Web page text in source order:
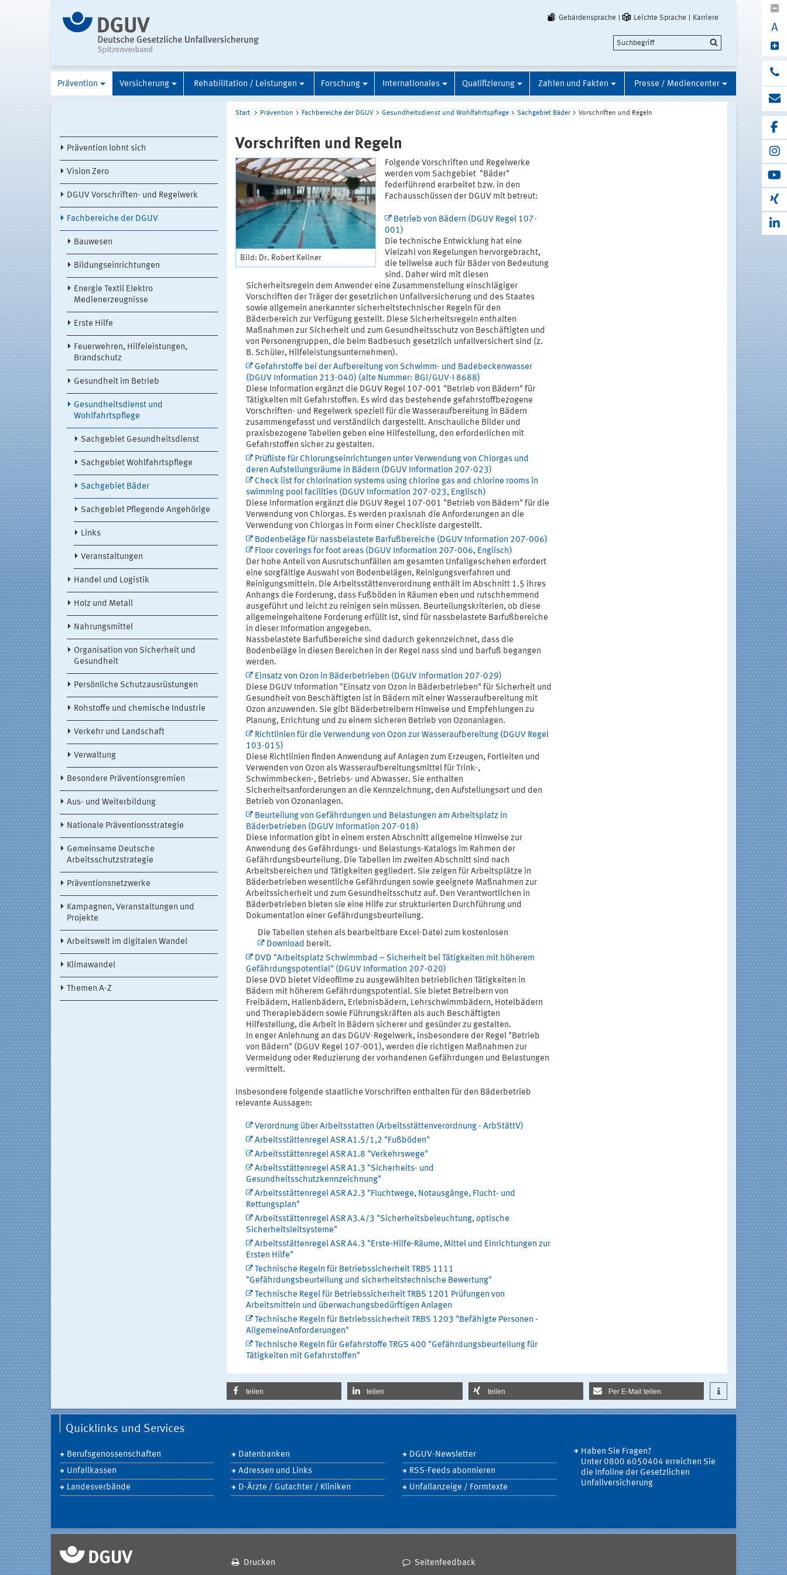
Gebärdensprache Leichte Sprache Karriere
A
Prävention Versicherung Rehabilitation / Leistungen Forschung Internationales Qualifizierung Zahlen und Fakten Presse / Mediencenter
Prävention lohnt sich
Vision Zero
DGUV Vorschriften- und Regelwerk
Fachbereiche der DGUV
Bauwesen
Bildungseinrichtungen
Energie Textil Elektro
Medienerzeugnisse
Erste Hilfe
Feuerwehren, Hilfeleistungen,
Brandschutz
Gesundheit im Betrieb
Gesundheitsdienst und
Wohlfahrtspflege
Sachgebiet Gesundheitsdienst
Sachgebiet Wohlfahrtspflege
Sachgebiet Bäder
Sachgebiet Pflegende Angehörige
Links
Veranstaltungen
Handel und Logistik
Holz und Metall
Nahrungsmittel
Organisation von Sicherheit und
Gesundheit
Persönliche Schutzausrüstungen
Rohstoffe und chemische Industrie
Verkehr und Landschaft
Verwaltung
Besondere Präventionsgremien
Aus- und Weiterbildung
Nationale Präventionsstrategie
Gemeinsame Deutsche
Arbeitsschutzstrategie
Präventionsnetzwerke
Kampagnen, Veranstaltungen und
Projekte
Arbeitswelt im digitalen Wandel
Klimawandel
Themen A-Z
Start Prävention Fachbereiche der DGUV Gesundheitsdienst und Wohlfahrtspflege Sachgebiet Bäder Vorschriften und Regeln
Vorschriften und Regeln
Bild: Dr. Robert Kellner
Folgende Vorschriften und Regelwerke
werden vom Sachgebiet "Bäder"
federführend erarbeitet bzw. in den
Fachausschüssen der DGUV mit betreut:
Betrieb von Bädern (DGUV Regel 107-
001)
Die technische Entwicklung hat eine
Vielzahl von Regelungen hervorgebracht,
die teilweise auch für Bäder von Bedeutung
sind. Daher wird mit diesen
Sicherheitsregeln dem Anwender eine Zusammenstellung einschlägiger
Vorschriften der Träger der gesetzlichen Unfallversicherung und des Staates
sowie allgemein anerkannter sicherheitstechnischer Regeln für den
Bäderbereich zur Verfügung gestellt. Diese Sicherheitsregeln enthalten
Maßnahmen zur Sicherheit und zum Gesundheitsschutz von Beschäftigten und
von Personengruppen, die beim Badbesuch gesetzlich unfallversichert sind (z.
B. Schüler, Hilfeleistungsunternehmen).
Gefahrstoffe bei der Aufbereitung von Schwimm- und Badebeckenwasser
(DGUV Information 213-040) (alte Nummer: BGI/GUV-I 8688)
Diese Information ergänzt die DGUV Regel 107-001 "Betrieb von Bädern" für
Tätigkeiten mit Gefahrstoffen. Es wird das bestehende gefahrstoffbezogene
Vorschriften- und Regelwerk speziell für die Wasseraufbereitung in Bädern
zusammengefasst und verständlich dargestellt. Anschauliche Bilder und
praxisbezogene Tabellen geben eine Hilfestellung, den erforderlichen mit
Gefahrstoffen sicher zu gestalten.
Prüfliste für Chlorungseinrichtungen unter Verwendung von Chlorgas und
deren Aufstellungsräume in Bädern (DGUV Information 207-023)
Check list for chlorination systems using chlorine gas and chlorine rooms in
swimming pool facilities (DGUV Information 207-023, Englisch)
Diese Information ergänzt die DGUV Regel 107-001 "Betrieb von Bädern" für die
Verwendung von Chlorgas. Es werden praxisnah die Anforderungen an die
Verwendung von Chlorgas in Form einer Checkliste dargestellt.
Bodenbeläge für nassbelastete Barfußbereiche (DGUV Information 207-006)
Floor coverings for foot areas (DGUV Information 207-006, Englisch)
Der hohe Anteil von Ausrutschunfällen am gesamten Unfallgeschehen erfordert
eine sorgfältige Auswahl von Bodenbelägen, Reinigungsverfahren und
Reinigungsmitteln. Die Arbeitsstättenverordnung enthält im Abschnitt 1.5 ihres
Anhangs die Forderung, dass Fußböden in Räumen eben und rutschhemmend
ausgeführt und leicht zu reinigen sein müssen. Beurteilungskriterien, ob diese
allgemeingehaltene Forderung erfüllt ist, sind für nassbelastete Barfußbereiche
in dieser Information angegeben.
Nassbelastete Barfußbereiche sind dadurch gekennzeichnet, dass die
Bodenbeläge in diesen Bereichen in der Regel nass sind und barfuß begangen
werden.
Einsatz von Ozon in Bäderbetrieben (DGUV Information 207-029)
Diese DGUV Information "Einsatz von Ozon in Bäderbetrieben" für Sicherheit und
Gesundheit von Beschäftigten ist in Bädern mit einer Wasseraufbereitung mit
Ozon anzuwenden. Sie gibt Bäderbetreibern Hinweise und Empfehlungen zu
Planung, Errichtung und zu einem sicheren Betrieb von Ozonanlagen.
Richtlinien für die Verwendung von Ozon zur Wasseraufbereitung (DGUV Regel
103-015)
Diese Richtlinien finden Anwendung auf Anlagen zum Erzeugen, Fortleiten und
Verwenden von Ozon als Wasseraufbereitungsmittel für Trink-,
Schwimmbecken-, Betriebs- und Abwasser. Sie enthalten
Sicherheitsanforderungen an die Kennzeichnung, den Aufstellungsort und den
Betrieb von Ozonanlagen.
Beurteilung von Gefährdungen und Belastungen am Arbeitsplatz in
Bäderbetrieben (DGUV Information 207-018)
Diese Information gibt in einem ersten Abschnitt allgemeine Hinweise zur
Anwendung des Gefährdungs- und Belastungs-Katalogs im Rahmen der
Gefährdungsbeurteilung. Die Tabellen im zweiten Abschnitt sind nach
Arbeitsbereichen und Tätigkeiten gegliedert. Sie zeigen für Arbeitsplätze in
Bäderbetrieben wesentliche Gefährdungen sowie geeignete Maßnahmen zur
Arbeitssicherheit und zum Gesundheitsschutz auf. Den Verantwortlichen in
Bäderbetrieben bieten sie eine Hilfe zur strukturierten Durchführung und
Dokumentation einer Gefährdungsbeurteilung.
Die Tabellen stehen als bearbeitbare Excel-Datei zum kostenlosen
Download bereit.
DVD "Arbeitsplatz Schwimmbad – Sicherheit bei Tätigkeiten mit höherem
Gefährdungspotential" (DGUV Information 207-020)
Diese DVD bietet Videofilme zu ausgewählten betrieblichen Tätigkeiten in
Bädern mit höherem Gefährdungspotential. Sie bietet Betreibern von
Freibädern, Hallenbädern, Erlebnisbädern, Lehrschwimmbädern, Hotelbädern
und Therapiebädern sowie Führungskräften als auch Beschäftigten
Hilfestellung, die Arbeit in Bädern sicherer und gesünder zu gestalten.
In enger Anlehnung an das DGUV-Regelwerk, insbesondere der Regel "Betrieb
von Bädern" (DGUV Regel 107-001), werden die richtigen Maßnahmen zur
Vermeidung oder Reduzierung der vorhandenen Gefährdungen und Belastungen
vermittelt.
Insbesondere folgende staatliche Vorschriften enthalten für den Bäderbetrieb
relevante Aussagen:
Verordnung über Arbeitsstatten (Arbeitsstättenverordnung - ArbStättV)
Arbeitsstättenregel ASR A1.5/1,2 "Fußböden"
Arbeitsstättenregel ASR A1.8 "Verkehrswege"
Arbeitsstättenregel ASR A1.3 "Sicherheits- und
Gesundheitsschutzkennzeichnung"
Arbeitsstättenregel ASR A2.3 "Fluchtwege, Notausgänge, Flucht- und
Rettungsplan"
Arbeitsstättenregel ASR A3.4/3 "Sicherheitsbeleuchtung, optische
Sicherheitsleitsysteme"
Arbeitsstättenregel ASR A4.3 "Erste-Hilfe-Räume, Mittel und Einrichtungen zur
Ersten Hilfe"
Technische Regeln für Betriebssicherheit TRBS 1111
"Gefährdungsbeurteilung und sicherheitstechnische Bewertung"
Technische Regel für Betriebssicherheit TRBS 1201 Prüfungen von
Arbeitsmitteln und überwachungsbedürftigen Anlagen
Technische Regeln für Betriebssicherheit TRBS 1203 "Befähigte Personen -
AllgemeineAnforderungen"
Technische Regeln für Gefahrstoffe TRGS 400 "Gefährdungsbeurteilung für
Tätigkeiten mit Gefahrstoffen"
teilen teilen teilen Per E-Mail teilen
Quicklinks und Services
Berufsgenossenschaften
Unfallkassen
Landesverbände
Datenbanken
Adressen und Links
D-Ärzte / Gutachter / Kliniken
DGUV-Newsletter
RSS-Feeds abonnieren
Unfallanzeige / Formtexte
Haben Sie Fragen?
Unter 0800 6050404 erreichen Sie
die Infoline der Gesetzlichen
Unfallversicherung
Drucken Seitenfeedback